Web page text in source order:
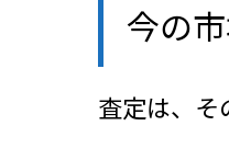
今の
査定は、